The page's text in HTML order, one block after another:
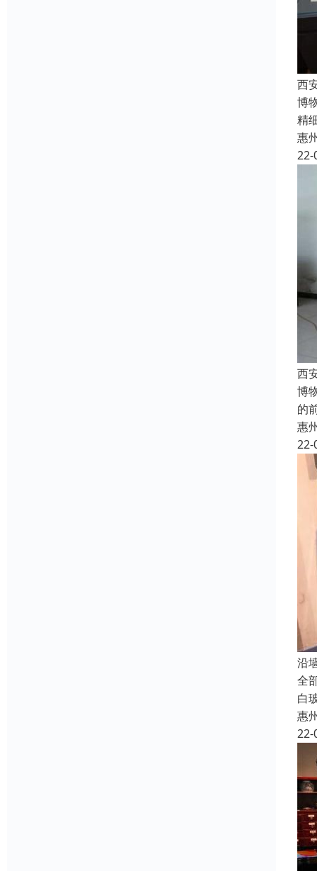
西
博
精
惠
22-
西
博
的
惠
22-
沿
全
白
惠
22-